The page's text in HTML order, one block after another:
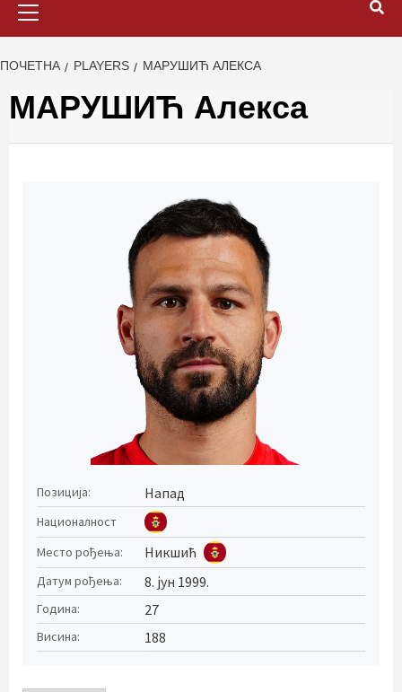
ПОЧЕТНА PLAYERS МАРУШИЋ АЛЕКСА
МАРУШИЋ Алекса
Позиција: Напад
Националност
Место рођења:
Никшић
Датум рођења: 8. јун 1999.
Година: 27
Висина: 188